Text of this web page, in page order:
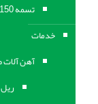
تسمه VCN150
خدمات
آهن
ریل